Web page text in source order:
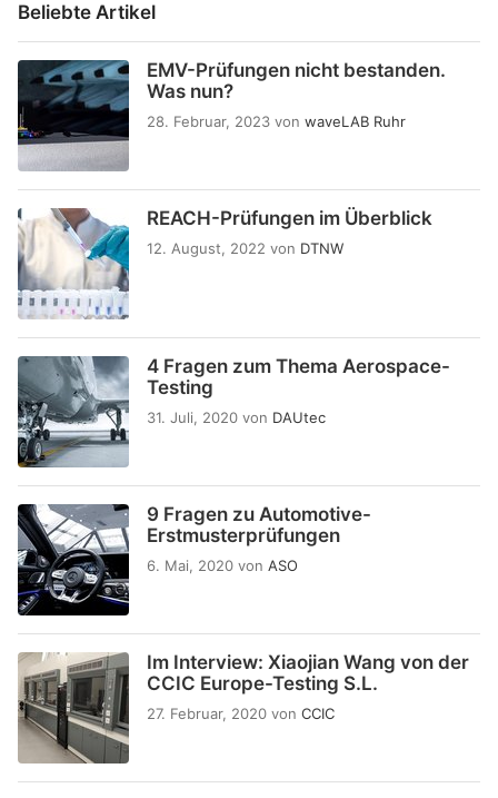
Beliebte Artikel
EMV-Prüfungen nicht bestanden.
Was nun?
28. Februar, 2023 von waveLAB Ruhr
REACH-Prüfungen im Überblick
12. August, 2022 von DTNW
4 Fragen zum Thema Aerospace-
Testing
31. Juli, 2020 von DAUtec
9 Fragen zu Automotive-
Erstmusterprüfungen
6. Mai, 2020 von ASO
Im Interview: Xiaojian Wang von der
CCIC Europe-Testing S.L.
27. Februar, 2020 von CCIC